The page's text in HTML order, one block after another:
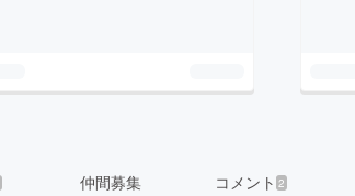
仲間募集 コメント 2